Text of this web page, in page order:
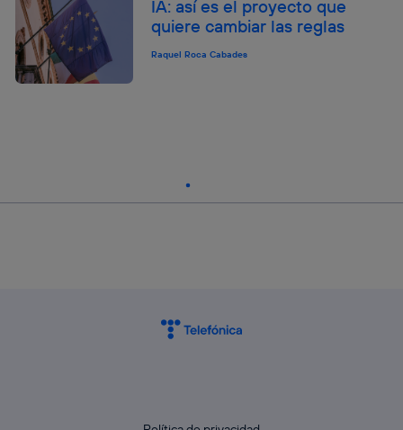
IA: así es el proyecto que
quiere cambiar las reglas
Raquel Roca Cabades